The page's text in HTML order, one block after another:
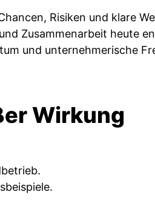
Risiken und klare
Zusammenarbeit heute
und unternehmerische
Wirkung